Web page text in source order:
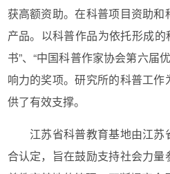
获高额资助。在科普项目资助
产品。以科普作品为依托形成
书”、“中国科普作家协会第六届
响力的奖项。研究所的科普工
供了有效支撑。
江苏省科普教育基地由江苏
合认定，旨在鼓励支持社会力